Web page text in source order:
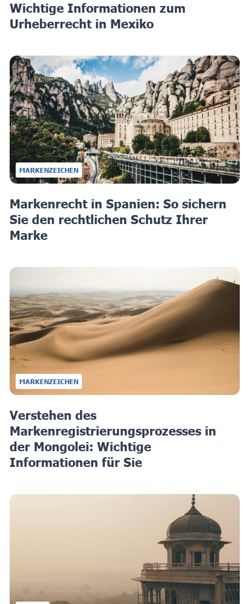
Wichtige Informationen zum
Urheberrecht in Mexiko
MARKENZEICHEN
Markenrecht in Spanien: So sichern
Sie den rechtlichen Schutz Ihrer
Marke
MARKENZEICHEN
Verstehen des
Markenregistrierungsprozesses in
der Mongolei: Wichtige
Informationen für Sie